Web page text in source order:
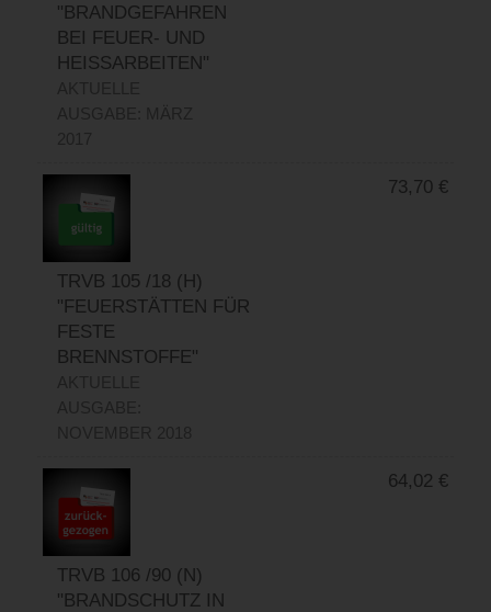
"BRANDGEFAHREN
BEI FEUER- UND
HEISSARBEITEN"
TRVB 105 /18 (H)
"FEUERSTÄTTEN FÜR
FESTE
BRENNSTOFFE"
73,70 €
TRVB 106 /90 (N)
"BRANDSCHUTZ IN
64,02 €